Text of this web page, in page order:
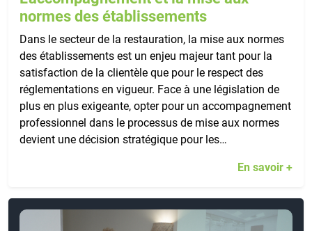
normes des établissements
Dans le secteur de la restauration, la mise aux normes
des établissements est un enjeu majeur tant pour la
satisfaction de la clientèle que pour le respect des
réglementations en vigueur. Face à une législation de
plus en plus exigeante, opter pour un accompagnement
professionnel dans le processus de mise aux normes
devient une décision stratégique pour les…
En savoir +